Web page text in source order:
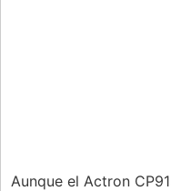
Aunque el Actron